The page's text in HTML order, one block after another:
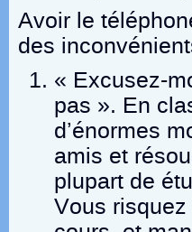
Avoir le
des
« Excusez-
pas ». En
d’énormes
amis et
plupart de
Vous